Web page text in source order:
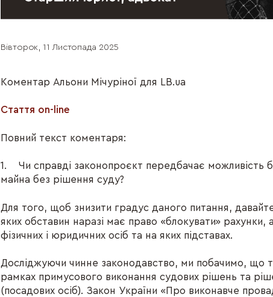
Вівторок, 11 Листопада 2025
Коментар Альони Мічуріної для LB.ua
Стаття on-line
Повний текст коментаря:
1. Чи справді законопроєкт передбачає можливість
майна без рішення суду?
Для того, щоб знизити градус даного питання,
яких обставин наразі має право «блокувати»
фізичних і юридичних осіб та на яких підставах.
Досліджуючи чинне законодавство, ми побачимо, що
рамках примусового виконання судових рішень та
(посадових осіб). Закон України «Про виконавче